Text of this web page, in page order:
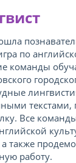
по
команды
текстами,
Все
также
работу.